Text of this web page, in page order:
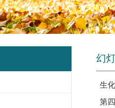
幻
生
第